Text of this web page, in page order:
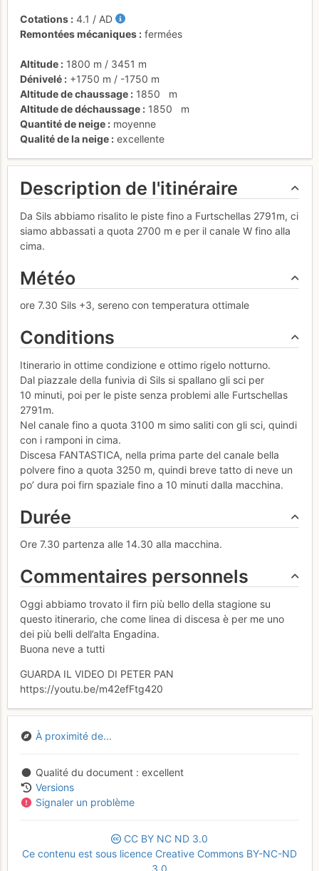
Cotations 4.1 / AD
Remontées mécaniques
fermées
Altitude 1800 m / 3451 m
Dénivelé
+1750 m / -1750 m
Altitude de chaussage
1850
m
Altitude de déchaussage
1850
m
Quantité de neige
moyenne
Qualité de la neige
excellente
Description de l'itinéraire
Da Sils abbiamo risalito le piste fino a Furtschellas 2791m, ci
siamo abbassati a quota 2700 m e per il canale W fino alla
cima.
Météo
ore 7.30 Sils +3, sereno con temperatura ottimale
Conditions
Itinerario in ottime condizione e ottimo rigelo notturno.
Dal piazzale della funivia di Sils si spallano gli sci per
10 minuti, poi per le piste senza problemi alle Furtschellas
2791m.
Nel canale fino a quota 3100 m simo saliti con gli sci, quindi
con i ramponi in cima.
Discesa FANTASTICA, nella prima parte del canale bella
polvere fino a quota 3250 m, quindi breve tatto di neve un
po’ dura poi firn spaziale fino a 10 minuti dalla macchina.
Durée
Ore 7.30 partenza alle 14.30 alla macchina.
Commentaires personnels
Oggi abbiamo trovato il firn più bello della stagione su
questo itinerario, che come linea di discesa è per me uno
dei più belli dell’alta Engadina.
Buona neve a tutti
GUARDA IL VIDEO DI PETER PAN
https://youtu.be/m42efFtg420
À proximité de...
Qualité du document
excellent
Versions
Signaler un problème
CC BY NC ND 3.0
Ce contenu est sous licence Creative Commons BY-NC-ND